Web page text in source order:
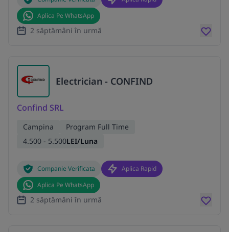
Aplica Pe WhatsApp
2 săptămâni în urmă
Electrician - CONFIND
Confind SRL
Campina
Program Full Time
4.500 - 5.500LEI/Luna
Companie Verificata
Aplica Rapid
Aplica Pe WhatsApp
2 săptămâni în urmă